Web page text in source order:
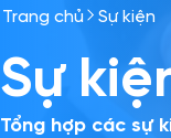
Trang chủ Sự kiện
Sự
Tổng hợp các sự